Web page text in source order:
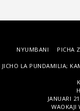
NYUMBANI PICHA
JICHO LA PUNDAMILIA;
JANUARI
WAOKAJI